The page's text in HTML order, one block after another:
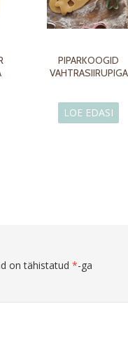
PIPARKOOGID
VAHTRASIIRUPIGA
LOE EDASI
on tähistatud *-ga